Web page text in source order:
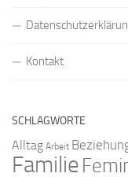
Kontakt
SCHLAGWORTE
Alltag Arbeit
Familie